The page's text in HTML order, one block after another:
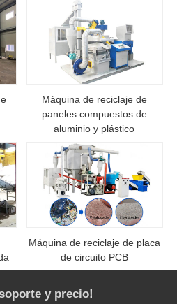
Máquina de reciclaje de
paneles compuestos de
aluminio y plástico
Máquina de reciclaje de placa
de circuito PCB
y precio!